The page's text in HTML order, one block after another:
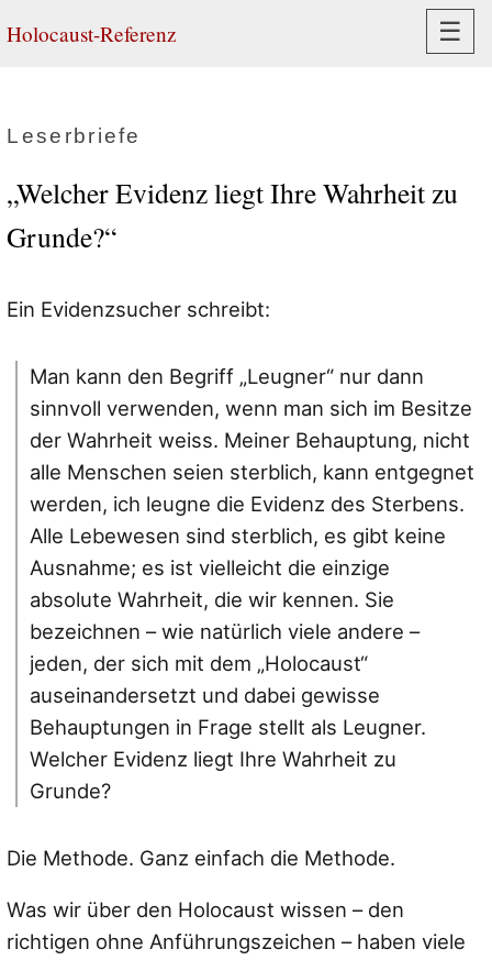
Holocaust-Referenz ☰
Leserbriefe
„Welcher Evidenz liegt Ihre Wahrheit zu
Grunde?“
Ein Evidenzsucher schreibt:
Man kann den Begriff „Leugner“ nur dann
sinnvoll verwenden, wenn man sich im Besitze
der Wahrheit weiss. Meiner Behauptung, nicht
alle Menschen seien sterblich, kann entgegnet
werden, ich leugne die Evidenz des Sterbens.
Alle Lebewesen sind sterblich, es gibt keine
Ausnahme; es ist vielleicht die einzige
absolute Wahrheit, die wir kennen. Sie
bezeichnen – wie natürlich viele andere –
jeden, der sich mit dem „Holocaust“
auseinandersetzt und dabei gewisse
Behauptungen in Frage stellt als Leugner.
Welcher Evidenz liegt Ihre Wahrheit zu
Grunde?
Die Methode. Ganz einfach die Methode.
Was wir über den Holocaust wissen – den
richtigen ohne Anführungszeichen – haben viele